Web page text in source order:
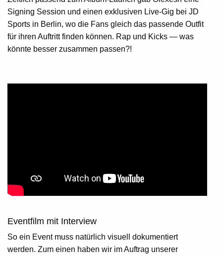
Signing Session und einen exklusiven Live-Gig bei JD
Sports in Berlin, wo die Fans gleich das passende Outfit
für ihren Auftritt finden können. Rap und Kicks — was
könnte besser zusammen passen?!
Eventfilm mit Interview
So ein Event muss natürlich visuell dokumentiert
werden. Zum einen haben wir im Auftrag unserer